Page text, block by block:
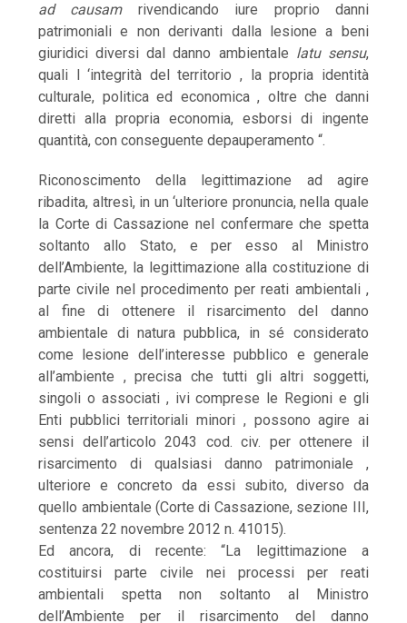
ad causamrivendicando iure proprio danni
patrimoniali e non derivanti dalla lesione a beni
giuridici diversi dal danno ambientale latu sensu,
quali l ‘integrità del territorio , la propria identità
culturale, politica ed economica , oltre che danni
diretti alla propria economia, esborsi di ingente
quantità, con conseguente depauperamento “.
Riconoscimento della legittimazione ad agire
ribadita, altresì, in un ‘ulteriore pronuncia, nella quale
la Corte di Cassazione nel confermare che spetta
soltanto allo Stato, e per esso al Ministro
dell’Ambiente, la legittimazione alla costituzione di
parte civile nel procedimento per reati ambientali ,
al fine di ottenere il risarcimento del danno
ambientale di natura pubblica, in sé considerato
come lesione dell’interesse pubblico e generale
all’ambiente , precisa che tutti gli altri soggetti,
singoli o associati , ivi comprese le Regioni e gli
Enti pubblici territoriali minori , possono agire ai
sensi dell’articolo 2043 cod. civ. per ottenere il
risarcimento di qualsiasi danno patrimoniale ,
ulteriore e concreto da essi subito, diverso da
quello ambientale (Corte di Cassazione, sezione III,
sentenza 22 novembre 2012 n. 41015).
Ed ancora, di recente: “La legittimazione a
costituirsi parte civile nei processi per reati
ambientali spetta non soltanto al Ministro
dell’Ambiente per il risarcimento del danno